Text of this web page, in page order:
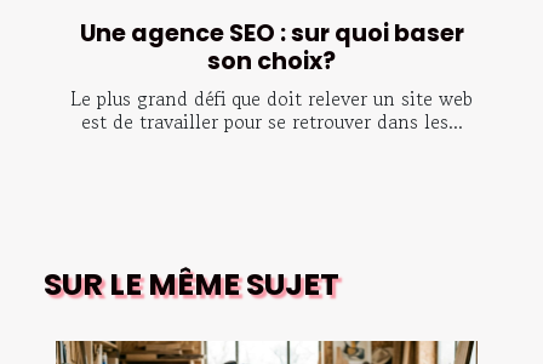
Une agence SEO : sur quoi baser
son choix?
Le plus grand défi que doit relever un site web
est de travailler pour se retrouver dans les...
SUR LE MÊME SUJET